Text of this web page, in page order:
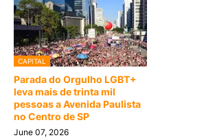
CAPITAL
Parada do Orgulho LGBT+
leva mais de trinta mil
pessoas a Avenida Paulista
no Centro de SP
June 07, 2026